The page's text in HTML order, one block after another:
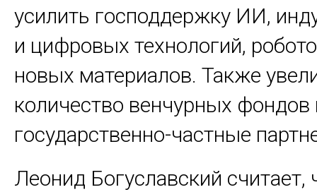
усилить господдержку ИИ,
и цифровых технологий,
новых материалов. Также
количество венчурных фондов
государственно-частные
Леонид Богуславский считает,